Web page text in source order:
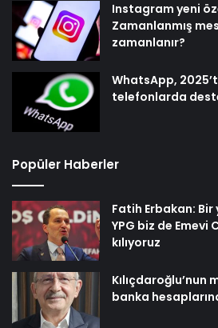
Instagram yeni
Zamanlanmış
zamanlanır?
WhatsApp,
telefonlarda
Popüler Haberler
Fatih Erbakan:
YPG biz de Emevi
kılıyoruz
Kılıçdaroğlu’nun
banka